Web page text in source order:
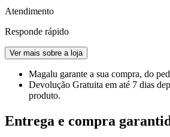
Atendimento
Responde rápido
Ver mais sobre a loja
Magalu garante a sua compra, do
Devolução Gratuita em até 7 dias
produto.
Entrega e compra